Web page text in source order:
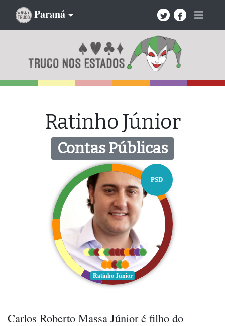
Paraná
Ratinho Júnior
Contas Públicas
PSD
Ratinho Júnior
Carlos Roberto Massa Júnior é filho do